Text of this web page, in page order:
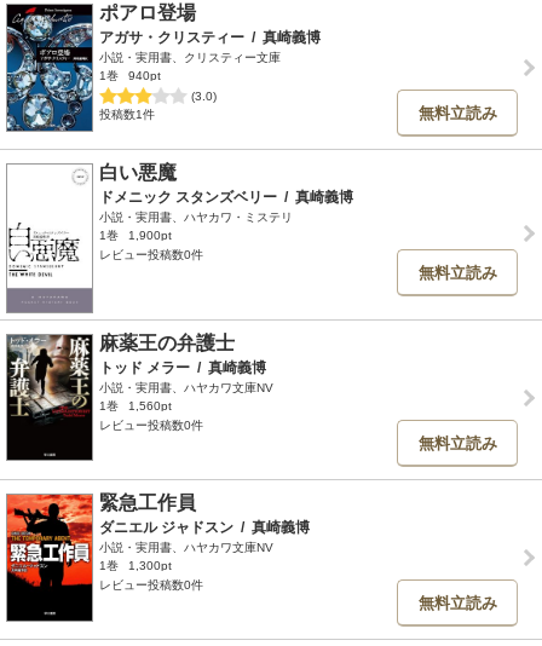
ポアロ登場
アガサ・クリスティー / 真崎義博
小説・実用書、クリスティー文庫
1巻
940pt
(3.0)
投稿数1件
無料立読み
白い悪魔
ドメニック スタンズベリー / 真崎義博
小説・実用書、ハヤカワ・ミステリ
1巻
1,900pt
レビュー投稿数0件
無料立読み
麻薬王の弁護士
トッド メラー / 真崎義博
小説・実用書、ハヤカワ文庫NV
1巻
1,560pt
レビュー投稿数0件
無料立読み
緊急工作員
ダニエル ジャドスン / 真崎義博
小説・実用書、ハヤカワ文庫NV
1巻
1,300pt
レビュー投稿数0件
無料立読み